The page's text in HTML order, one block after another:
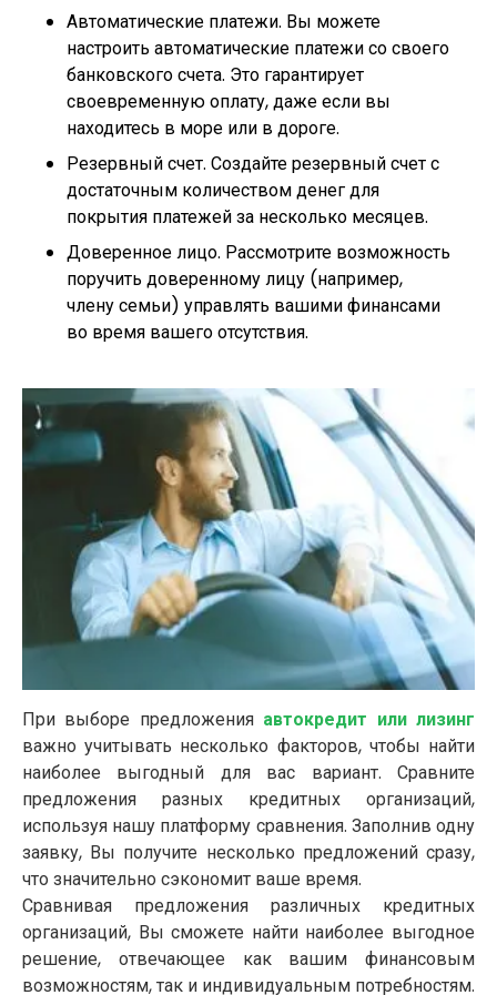
Автоматические платежи. Вы можете
настроить автоматические платежи со своего
банковского счета. Это гарантирует
своевременную оплату, даже если вы
находитесь в море или в дороге.
Резервный счет. Создайте резервный счет с
достаточным количеством денег для
покрытия платежей за несколько месяцев.
Доверенное лицо. Рассмотрите возможность
поручить доверенному лицу (например,
члену семьи) управлять вашими финансами
во время вашего отсутствия.
При выборе предложения автокредит или лизинг
важно учитывать несколько факторов, чтобы найти
наиболее выгодный для вас вариант. Сравните
предложения разных кредитных организаций,
используя нашу платформу сравнения. Заполнив одну
заявку, Вы получите несколько предложений сразу,
что значительно сэкономит ваше время.
Сравнивая предложения различных кредитных
организаций, Вы сможете найти наиболее выгодное
решение, отвечающее как вашим финансовым
возможностям, так и индивидуальным потребностям.